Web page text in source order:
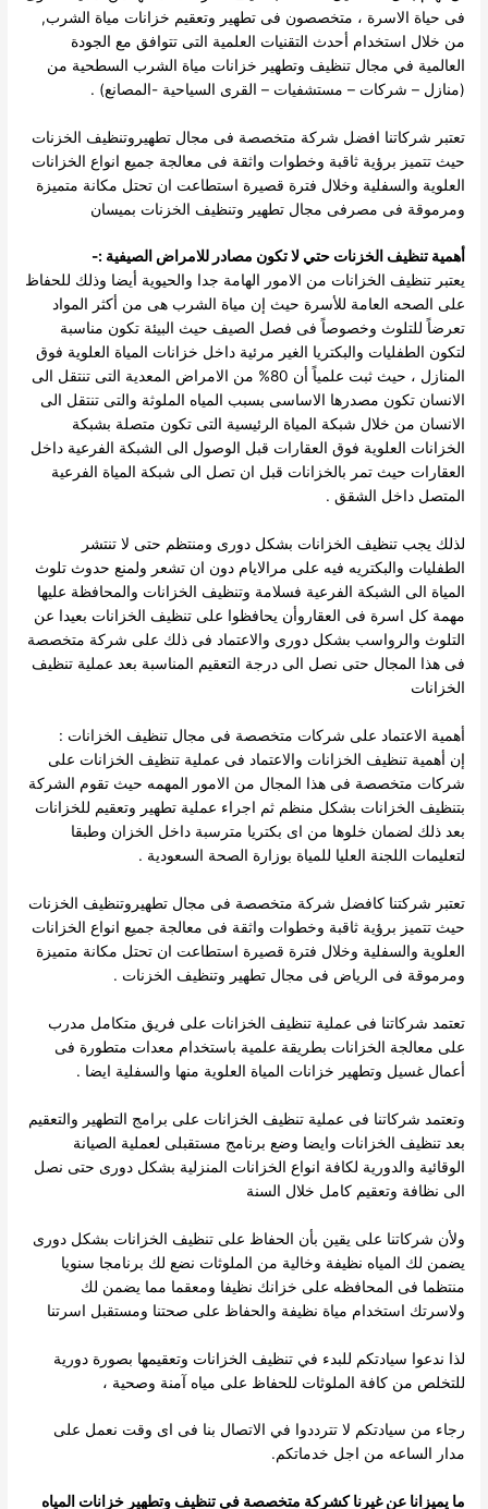
فى حياة الاسرة ، متخصصون فى تطهير وتعقيم خزانات مياة الشرب,
من خلال استخدام أحدث التقنيات العلمية التى تتوافق مع الجودة
العالمية في مجال تنظيف وتطهير خزانات مياة الشرب السطحية من
(منازل – شركات – مستشفيات – القرى السياحية -المصانع) .
تعتبر شركاتنا افضل شركة متخصصة فى مجال تطهيروتنظيف الخزنات
حيث تتميز برؤية ثاقبة وخطوات واثقة فى معالجة جميع انواع الخزانات
العلوية والسفلية وخلال فترة قصيرة استطاعت ان تحتل مكانة متميزة
ومرموقة فى مصرفى مجال تطهير وتنظيف الخزنات بميسان
أهمية تنظيف الخزنات حتي لا تكون مصادر للامراض الصيفية :-
يعتبر تنظيف الخزانات من الامور الهامة جدا والحيوية أيضا وذلك للحفاظ
على الصحه العامة للأسرة حيث إن مياة الشرب هى من أكثر المواد
تعرضاً للتلوث وخصوصاً فى فصل الصيف حيث البيئة تكون مناسبة
لتكون الطفليات والبكتريا الغير مرئية داخل خزانات المياة العلوية فوق
المنازل ، حيث
ثبت علمياً أن 80% من الامراض المعدية التى تنتقل الى
الانسان تكون مصدرها الاساسى بسبب المياه الملوثة والتى تنتقل الى
الانسان من خلال شبكة المياة الرئيسية التى تكون متصلة بشبكة
الخزانات العلوية فوق العقارات قبل الوصول الى الشبكة الفرعية داخل
العقارات حيث تمر بالخزانات قبل ان تصل الى شبكة المياة الفرعية
المتصل داخل الشقق .
لذلك يجب تنظيف الخزانات بشكل دورى ومنتظم حتى لا تنتشر
الطفليات والبكتريه فيه على مرالايام دون ان تشعر ولمنع حدوث تلوث
المياة الى الشبكة الفرعية فسلامة وتنظيف الخزانات والمحافظة عليها
مهمة كل اسرة فى العقاروأن يحافظوا على تنظيف الخزانات بعيدا عن
التلوث والرواسب بشكل دورى والاعتماد فى ذلك على شركة متخصصة
فى هذا المجال حتى نصل الى درجة التعقيم المناسبة بعد عملية تنظيف
الخزانات
أهمية الاعتماد على شركات متخصصة فى مجال تنظيف الخزانات :
إن أهمية تنظيف الخزانات والاعتماد فى عملية تنظيف الخزانات على
شركات متخصصة فى هذا المجال من الامور المهمه حيث تقوم الشركة
بتنظيف الخزانات بشكل منظم ثم اجراء عملية تطهير وتعقيم للخزانات
بعد ذلك لضمان خلوها من اى بكتريا مترسبة داخل الخزان وطبقا
لتعليمات اللجنة العليا للمياة بوزارة الصحة السعودية .
تعتبر شركتنا كافضل شركة متخصصة فى مجال تطهيروتنظيف الخزنات
حيث تتميز برؤية ثاقبة وخطوات واثقة فى معالجة جميع انواع الخزانات
العلوية والسفلية وخلال فترة قصيرة استطاعت ان تحتل مكانة متميزة
ومرموقة فى الرياض فى مجال تطهير وتنظيف الخزنات .
تعتمد شركاتنا فى عملية تنظيف الخزانات على فريق متكامل مدرب
على معالجة الخزانات بطريقة علمية باستخدام معدات متطورة فى
أعمال غسيل وتطهير خزانات المياة العلوية منها والسفلية ايضا .
وتعتمد شركاتنا فى عملية تنظيف الخزانات على برامج التطهير والتعقيم
بعد تنظيف الخزانات وايضا وضع برنامج مستقبلى لعملية الصيانة
الوقائية والدورية لكافة انواع الخزانات المنزلية بشكل دورى حتى نصل
الى نظافة وتعقيم كامل خلال السنة
ولأن شركاتنا على يقين بأن الحفاظ على تنظيف الخزانات بشكل دورى
يضمن لك المياه نظيفة وخالية من الملوثات نضع لك برنامجا سنويا
منتظما فى المحافظه على خزانك نظيفا ومعقما مما يضمن لك
ولاسرتك استخدام مياة نظيفة والحفاظ على صحتنا ومستقبل اسرتنا
لذا ندعوا سيادتكم للبدء في تنظيف الخزانات وتعقيمها بصورة دورية
للتخلص من كافة الملوثات للحفاظ على مياه آمنة وصحية ،
رجاء من سيادتكم لا تترددوا في الاتصال بنا فى اى وقت نعمل على
مدار الساعه من اجل خدماتكم.
ما يميزانا عن غيرنا كشركة متخصصة فى تنظيف وتطهير خزانات المياه